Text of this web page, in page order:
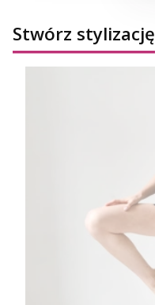
Stwórz stylizację